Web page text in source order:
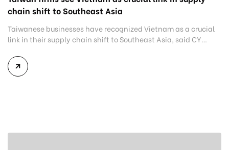
chain shift to Southeast Asia
Taiwanese businesses have recognized Vietnam as a crucial
link in their supply chain shift to Southeast Asia, said CY
Illustration Cultural similarities, a young population,
significant investor presence, robust economic growth and